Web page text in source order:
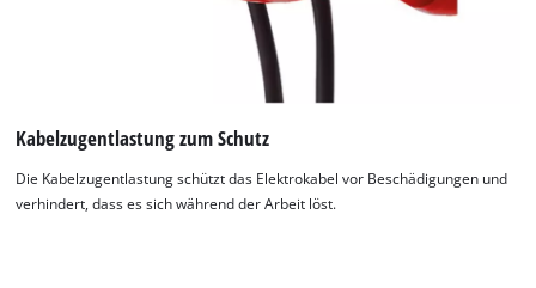
Kabelzugentlastung zum Schutz
Die Kabelzugentlastung schützt das Elektrokabel vor Beschädigungen und
verhindert, dass es sich während der Arbeit löst.